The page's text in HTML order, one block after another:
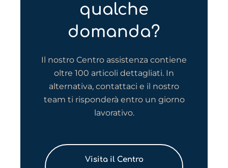
qualche
domanda?
Il nostro Centro assistenza contiene
oltre 100 articoli dettagliati. In
alternativa, contattaci e il nostro
team ti risponderà entro un giorno
lavorativo.
Visita il Centro